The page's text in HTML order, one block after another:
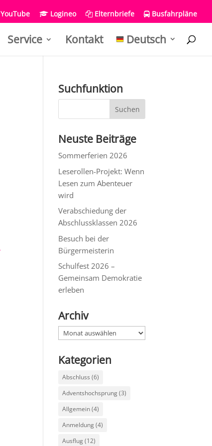
YouTube Logineo Elternbriefe Busfahrpläne
Service Kontakt Deutsch
Suchfunktion
Neuste Beiträge
Sommerferien 2026
Leserollen-Projekt: Wenn
Lesen zum Abenteuer
wird
Verabschiedung der
Abschlussklassen 2026
Besuch bei der
Bürgermeisterin
Schulfest 2026 –
Gemeinsam Demokratie
erleben
Archiv
Archiv
Kategorien
Abschluss (6)
Adventshochsprung(3)
Allgemein(4)
Anmeldung(4)
Ausflug(12)